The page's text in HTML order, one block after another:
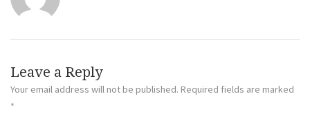
Leave a Reply
Your email address will not be published. Required fields are marked
*